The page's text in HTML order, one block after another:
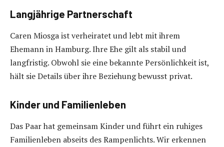
Langjährige Partnerschaft
Caren Miosga ist verheiratet und lebt mit ihrem
Ehemann in Hamburg. Ihre Ehe gilt als stabil und
langfristig. Obwohl sie eine bekannte Persönlichkeit ist,
hält sie Details über ihre Beziehung bewusst privat.
Kinder und Familienleben
Das Paar hat gemeinsam Kinder und führt ein ruhiges
Familienleben abseits des Rampenlichts. Wir erkennen